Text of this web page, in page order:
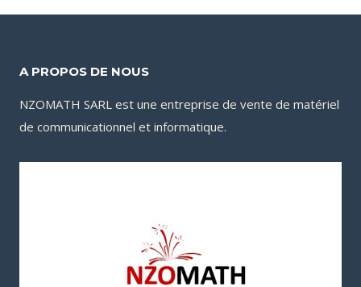
A PROPOS DE NOUS
NZOMATH SARL est une entreprise de vente de matériel
de communicationnel et informatique.